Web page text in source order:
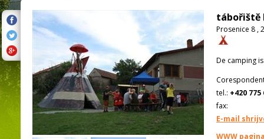
tábořiště
Prosenice 8 ,
De camping
tel.: +420 775
fax:
E-mail
WWW